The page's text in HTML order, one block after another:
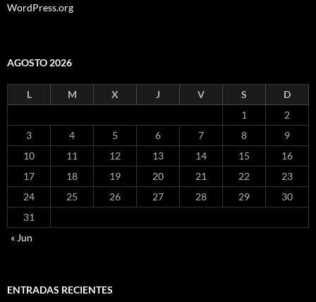
WordPress.org
AGOSTO 2026
L M X J V S
D
1
2
3
4 5 6 7 8
9
10
11 12 13 14 15
16
17
18 19 20 21 22
23
24
25 26 27 28 29
30
31
« Jun
ENTRADAS RECIENTES